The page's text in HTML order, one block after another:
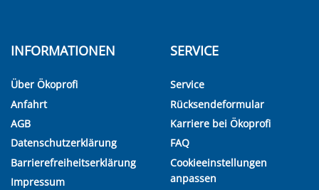
INFORMATIONEN
Über Ökoprofi
Anfahrt
AGB
Datenschutzerklärung
Barrierefreiheitserklärung
Impressum
SERVICE
Service
Rücksendeformular
Karriere bei Ökoprofi
FAQ
Cookieeinstellungen
anpassen